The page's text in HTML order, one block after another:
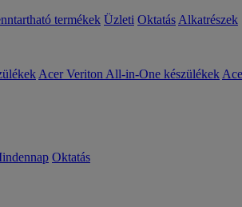
termékek Üzleti Oktatás Alkatrészek
Acer Veriton All-in-One készülékek
Oktatás